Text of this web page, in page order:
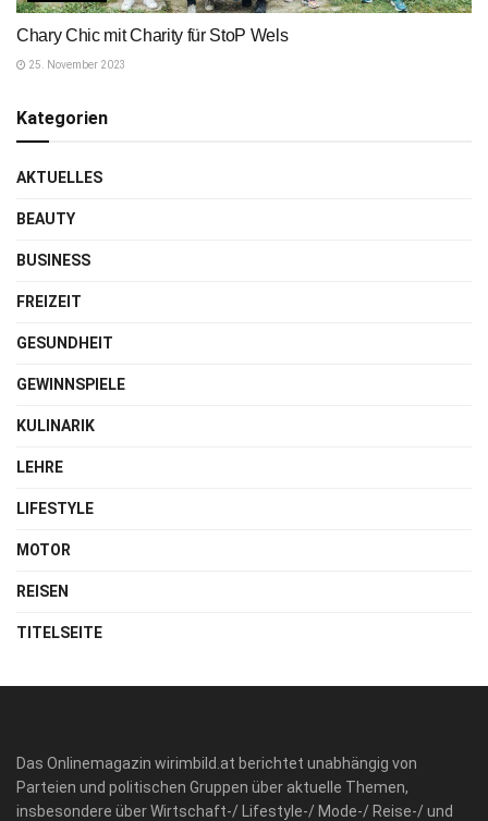
Chary Chic mit Charity für StoP Wels
25. November 2023
Kategorien
AKTUELLES
BEAUTY
BUSINESS
FREIZEIT
GESUNDHEIT
GEWINNSPIELE
KULINARIK
LEHRE
LIFESTYLE
MOTOR
REISEN
TITELSEITE
Das Onlinemagazin wirimbild.at berichtet unabhängig von
Parteien und politischen Gruppen über aktuelle Themen,
insbesondere über Wirtschaft-/ Lifestyle-/ Mode-/ Reise-/ und